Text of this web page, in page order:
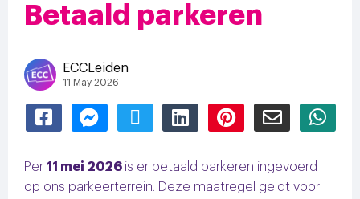
Betaald parkeren
ECCLeiden
11 May 2026
Delen
via
Facebook
Delen
via
Facebook
Delen
via
Twitter
Delen
via
LinkedIn
Delen
via
Pinterest
Delen
via
Email
via
Per 11 mei 2026 is er betaald parkeren ingevoerd
op ons parkeerterrein. Deze maatregel geldt voor